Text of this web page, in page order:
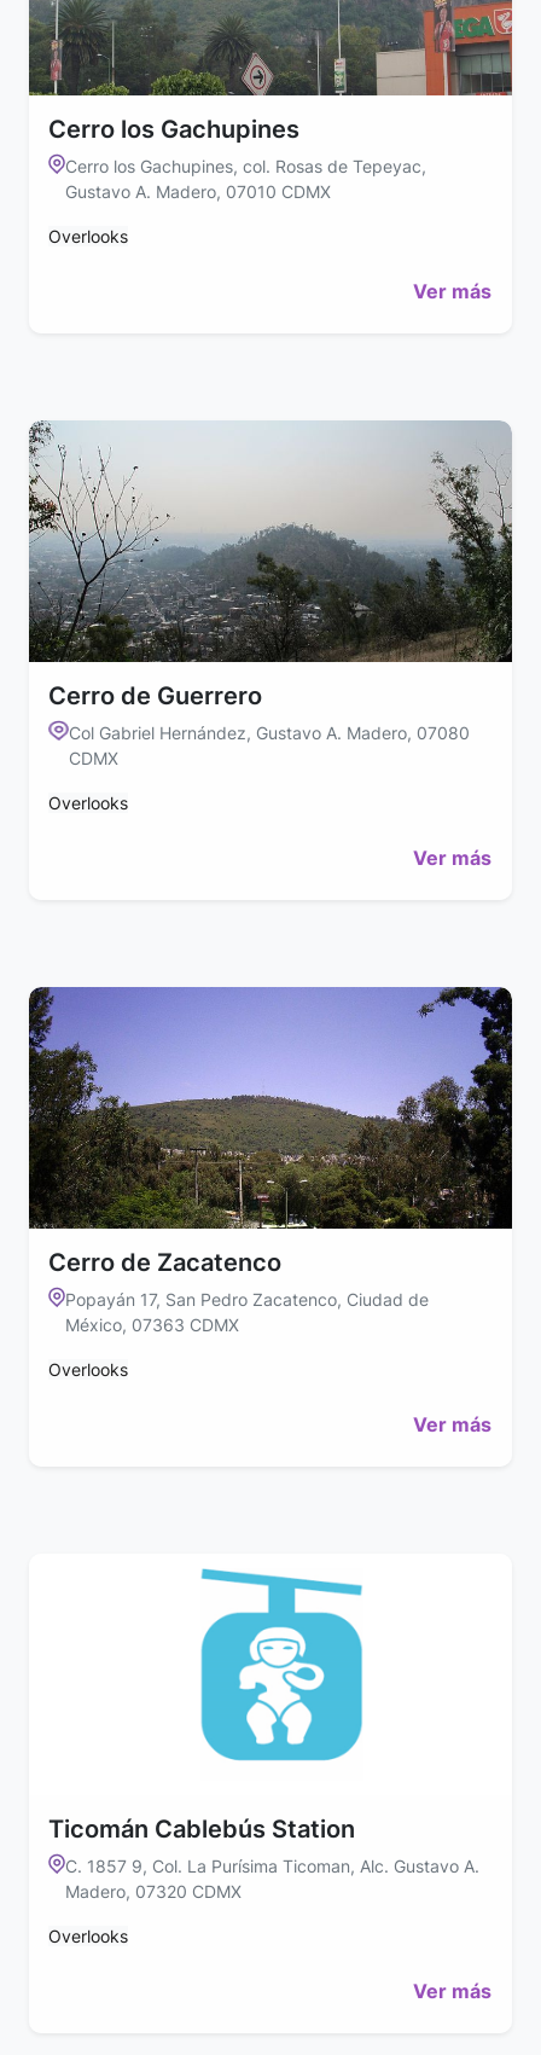
Cerro los Gachupines
Cerro los Gachupines, col. Rosas de Tepeyac,
Gustavo A. Madero, 07010 CDMX
Overlooks
Ver más
Cerro de Guerrero
Col Gabriel Hernández, Gustavo A. Madero, 07080
CDMX
Overlooks
Ver más
Cerro de Zacatenco
Popayán 17, San Pedro Zacatenco, Ciudad de
México, 07363 CDMX
Overlooks
Ver más
Ticomán Cablebús Station
C. 1857 9, Col. La Purísima Ticoman, Alc. Gustavo A.
Madero, 07320 CDMX
Overlooks
Ver más